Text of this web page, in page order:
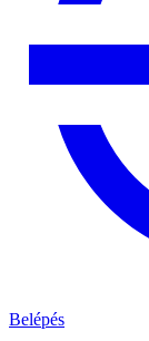
Belépés